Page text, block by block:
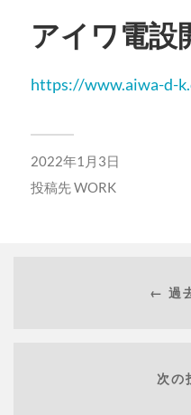
アイワ電設
https://www.aiwa-d-
2022年1月3日
投稿先WORK
← 過
次の